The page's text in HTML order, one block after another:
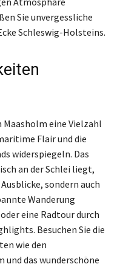
Sie unvergessliche
Schleswig-Holsteins.
Maasholm eine Vielzahl
Flair und die
widerspiegeln. Das
an der Schlei liegt,
sondern auch
Wanderung
eine Radtour durch
Besuchen Sie die
wie den
und das wunderschöne